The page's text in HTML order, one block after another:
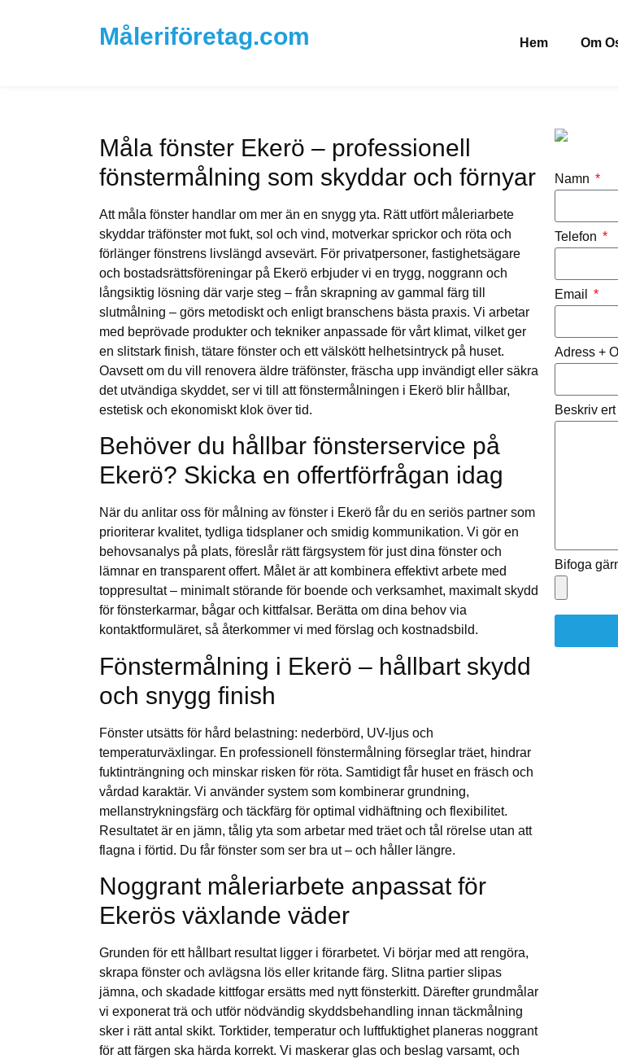
Måleriföretag.com Hem Om
Måla fönster Ekerö – professionell
fönstermålning som skyddar och förnyar
Att måla fönster handlar om mer än en snygg yta. Rätt utfört måleriarbete
skyddar träfönster mot fukt, sol och vind, motverkar sprickor och röta och
förlänger fönstrens livslängd avsevärt. För privatpersoner, fastighetsägare
och bostadsrättsföreningar på Ekerö erbjuder vi en trygg, noggrann och
långsiktig lösning där varje steg – från skrapning av gammal färg till
slutmålning – görs metodiskt och enligt branschens bästa praxis. Vi arbetar
med beprövade produkter och tekniker anpassade för vårt klimat, vilket ger
en slitstark finish, tätare fönster och ett välskött helhetsintryck på huset.
Oavsett om du vill renovera äldre träfönster, fräscha upp invändigt eller säkra
det utvändiga skyddet, ser vi till att fönstermålningen i Ekerö blir hållbar,
estetisk och ekonomiskt klok över tid.
Behöver du hållbar fönsterservice på
Ekerö? Skicka en offertförfrågan idag
När du anlitar oss för målning av fönster i Ekerö får du en seriös partner som
prioriterar kvalitet, tydliga tidsplaner och smidig kommunikation. Vi gör en
behovsanalys på plats, föreslår rätt färgsystem för just dina fönster och
lämnar en transparent offert. Målet är att kombinera effektivt arbete med
toppresultat – minimalt störande för boende och verksamhet, maximalt skydd
för fönsterkarmar, bågar och kittfalsar. Berätta om dina behov via
kontaktformuläret, så återkommer vi med förslag och kostnadsbild.
Fönstermålning i Ekerö – hållbart skydd
och snygg finish
Fönster utsätts för hård belastning: nederbörd, UV-ljus och
temperaturväxlingar. En professionell fönstermålning förseglar träet, hindrar
fuktinträngning och minskar risken för röta. Samtidigt får huset en fräsch och
vårdad karaktär. Vi använder system som kombinerar grundning,
mellanstrykningsfärg och täckfärg för optimal vidhäftning och flexibilitet.
Resultatet är en jämn, tålig yta som arbetar med träet och tål rörelse utan att
flagna i förtid. Du får fönster som ser bra ut – och håller längre.
Noggrant måleriarbete anpassat för
Ekerös växlande väder
Grunden för ett hållbart resultat ligger i förarbetet. Vi börjar med att rengöra,
skrapa fönster och avlägsna lös eller kritande färg. Slitna partier slipas
jämna, och skadade kittfogar ersätts med nytt fönsterkitt. Därefter grundmålar
vi exponerat trä och utför nödvändig skyddsbehandling innan täckmålning
sker i rätt antal skikt. Torktider, temperatur och luftfuktighet planeras noggrant
för att färgen ska härda korrekt. Vi maskerar glas och beslag varsamt, och
Namn
Telefon
Email
Adress +
Beskriv
Bifoga